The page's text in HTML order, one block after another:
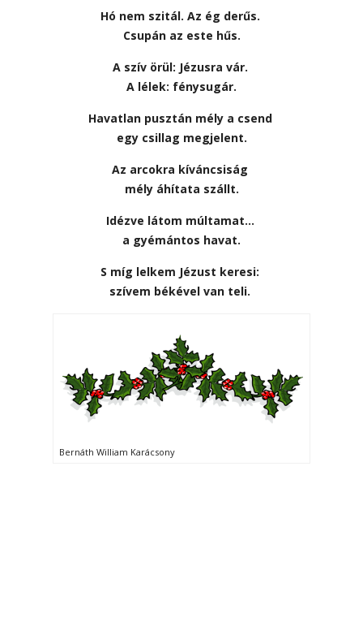
Hó nem szitál. Az ég derűs.
Csupán az este hűs.
A szív örül: Jézusra vár.
A lélek: fénysugár.
Havatlan pusztán mély a csend
egy csillag megjelent.
Az arcokra kíváncsiság
mély áhítata szállt.
Idézve látom múltamat…
a gyémántos havat.
S míg lelkem Jézust keresi:
szívem békével van teli.
Bernáth William Karácsony